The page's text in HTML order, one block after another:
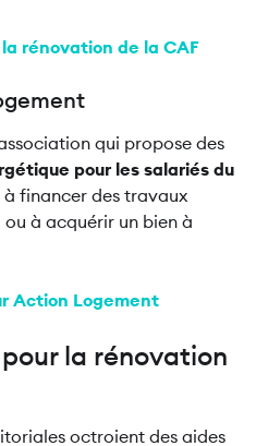
rénovation de la CAF
qui propose des
pour les salariés du
à financer des travaux
à acquérir un bien à
Action Logement
la rénovation
octroient des aides